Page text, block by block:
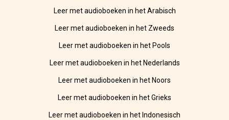
Leer met audioboeken in het Arabisch
Leer met audioboeken in het Zweeds
Leer met audioboeken in het Pools
Leer met audioboeken in het Nederlands
Leer met audioboeken in het Noors
Leer met audioboeken in het Grieks
Leer met audioboeken in het Indonesisch